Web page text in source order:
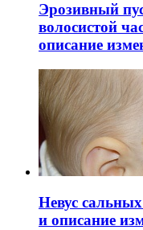
Эрозивный
волосистой
описание
Невус
и описание